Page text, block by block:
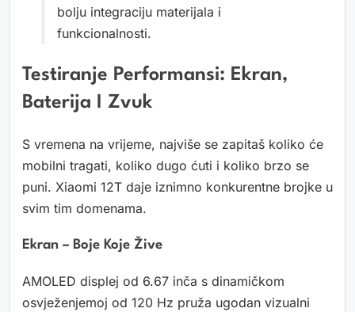
bolju integraciju materijala i
funkcionalnosti.
Testiranje Performansi: Ekran,
Baterija I Zvuk
S vremena na vrijeme, najviše se zapitaš koliko će
mobilni tragati, koliko dugo ćuti i koliko brzo se
puni. Xiaomi 12T daje iznimno konkurentne brojke u
svim tim domenama.
Ekran – Boje Koje Žive
AMOLED displej od 6.67 inča s dinamičkom
osvježenjemoj od 120 Hz pruža ugodan vizualni